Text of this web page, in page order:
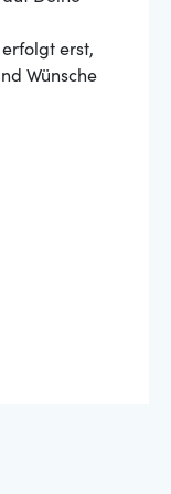
erst,
Wünsche